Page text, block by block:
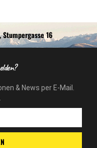
16
& News per E-Mail.